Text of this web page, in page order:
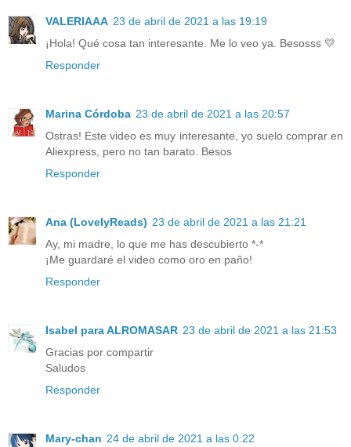
VALERIAAA 23 de abril de 2021 a las 19:19
¡Hola! Qué cosa tan interesante. Me lo veo ya. Besosss 💛
Responder
Marina Córdoba 23 de abril de 2021 a las 20:57
Ostras! Este video es muy interesante, yo suelo comprar en
Aliexpress, pero no tan barato. Besos
Responder
Ana (LovelyReads) 23 de abril de 2021 a las 21:21
Ay, mi madre, lo que me has descubierto *-*
¡Me guardaré el video como oro en paño!
Responder
Isabel para ALROMASAR 23 de abril de 2021 a las 21:53
Gracias por compartir
Saludos
Responder
Mary-chan 24 de abril de 2021 a las 0:22